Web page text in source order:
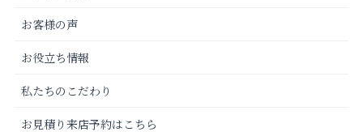
お客様の声
お役立ち情報
私たちのこだわり
お見積り来店予約はこちら